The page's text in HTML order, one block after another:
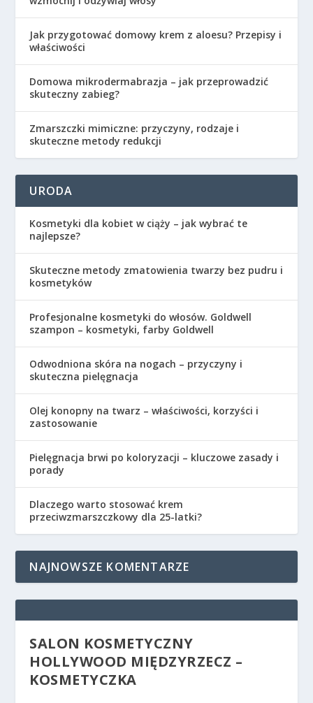
Jak przygotować domowy krem z aloesu? Przepisy i
właściwości
Domowa mikrodermabrazja – jak przeprowadzić
skuteczny zabieg?
Zmarszczki mimiczne: przyczyny, rodzaje i
skuteczne metody redukcji
URODA
Kosmetyki dla kobiet w ciąży – jak wybrać te
najlepsze?
Skuteczne metody zmatowienia twarzy bez pudru i
kosmetyków
Profesjonalne kosmetyki do włosów. Goldwell
szampon – kosmetyki, farby Goldwell
Odwodniona skóra na nogach – przyczyny i
skuteczna pielęgnacja
Olej konopny na twarz – właściwości, korzyści i
zastosowanie
Pielęgnacja brwi po koloryzacji – kluczowe zasady i
porady
Dlaczego warto stosować krem
przeciwzmarszczkowy dla 25-latki?
NAJNOWSZE KOMENTARZE
SALON KOSMETYCZNY
HOLLYWOOD MIĘDZYRZECZ –
KOSMETYCZKA